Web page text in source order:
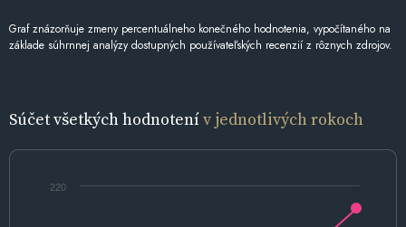
Graf znázorňuje zmeny percentuálneho konečného hodnotenia, vypočítaného na
základe súhrnnej analýzy dostupných používateľských recenzií z rôznych zdrojov.
Súčet všetkých hodnotenív jednotlivých rokoch
220